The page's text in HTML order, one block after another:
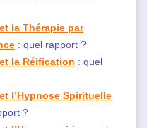
la Thérapie par
: quel rapport ?
la Réification : quel
l’Hypnose Spirituelle
?